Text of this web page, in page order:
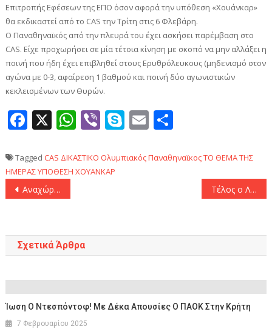
Επιτροπής Εφέσεων της ΕΠΟ όσον αφορά την υπόθεση «Χουάνκαρ»
θα εκδικαστεί από το CAS την Τρίτη στις 6 Φλεβάρη.
Ο Παναθηναϊκός από την πλευρά του έχει ασκήσει παρέμβαση στο
CAS. Είχε προχωρήσει σε μία τέτοια κίνηση με σκοπό να μην αλλάξει η
ποινή που ήδη έχει επιβληθεί στους Ερυθρόλευκους (μηδενισμό στον
αγώνα με 0-3, αφαίρεση 1 βαθμού και ποινή δύο αγωνιστικών
κεκλεισμένων των Θυρών.
Facebook
X WhatsApp
ViberSkype
Email
Tagged CAS ΔΙΚΑΣΤΙΚΟ ΟλυμπιακόςΠαναθηναϊκοςΤΟ ΘΕΜΑ ΤΗΣ
ΗΜΕΡΑΣΥΠΟΘΕΣΗ ΧΟΥΑΝΚΑΡ
Πλοήγηση
Αναχώρησε εσπευσμένα για το Μεξικό ο Πισάρο Τέλος ο Λόνγκο από τη Λαμία
Σχετικά Άρθρα
Ίωση Ο Ντεσπόντοφ! Με Δέκα Απουσίες Ο ΠΑΟK Στην Κρήτη
7 Φεβρουαρίου 2025